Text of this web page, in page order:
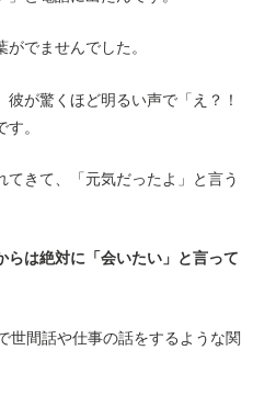
でませんでした。
が驚くほど明るい声で「え？！
。
てきて、「元気だったよ」と言う
らは絶対に「会いたい」と言って
世間話や仕事の話をするような関